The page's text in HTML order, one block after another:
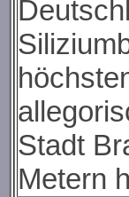
Stadt
Metern